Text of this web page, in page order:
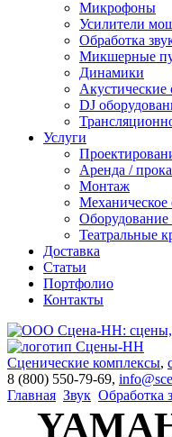
Микрофоны
Усилители
Обработка
Микшерные
Динамики
Акустические
DJ
Услуги
Аренда /
Монтаж
Оборудование
Театральные
Доставка
Статьи
Портфолио
Контакты
Сценические комплексы,
8 (800) 550-79-69,
Главная Звук Обработка